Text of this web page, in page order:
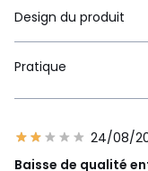
Design du produit
Pratique
24/08/
Baisse de qualité